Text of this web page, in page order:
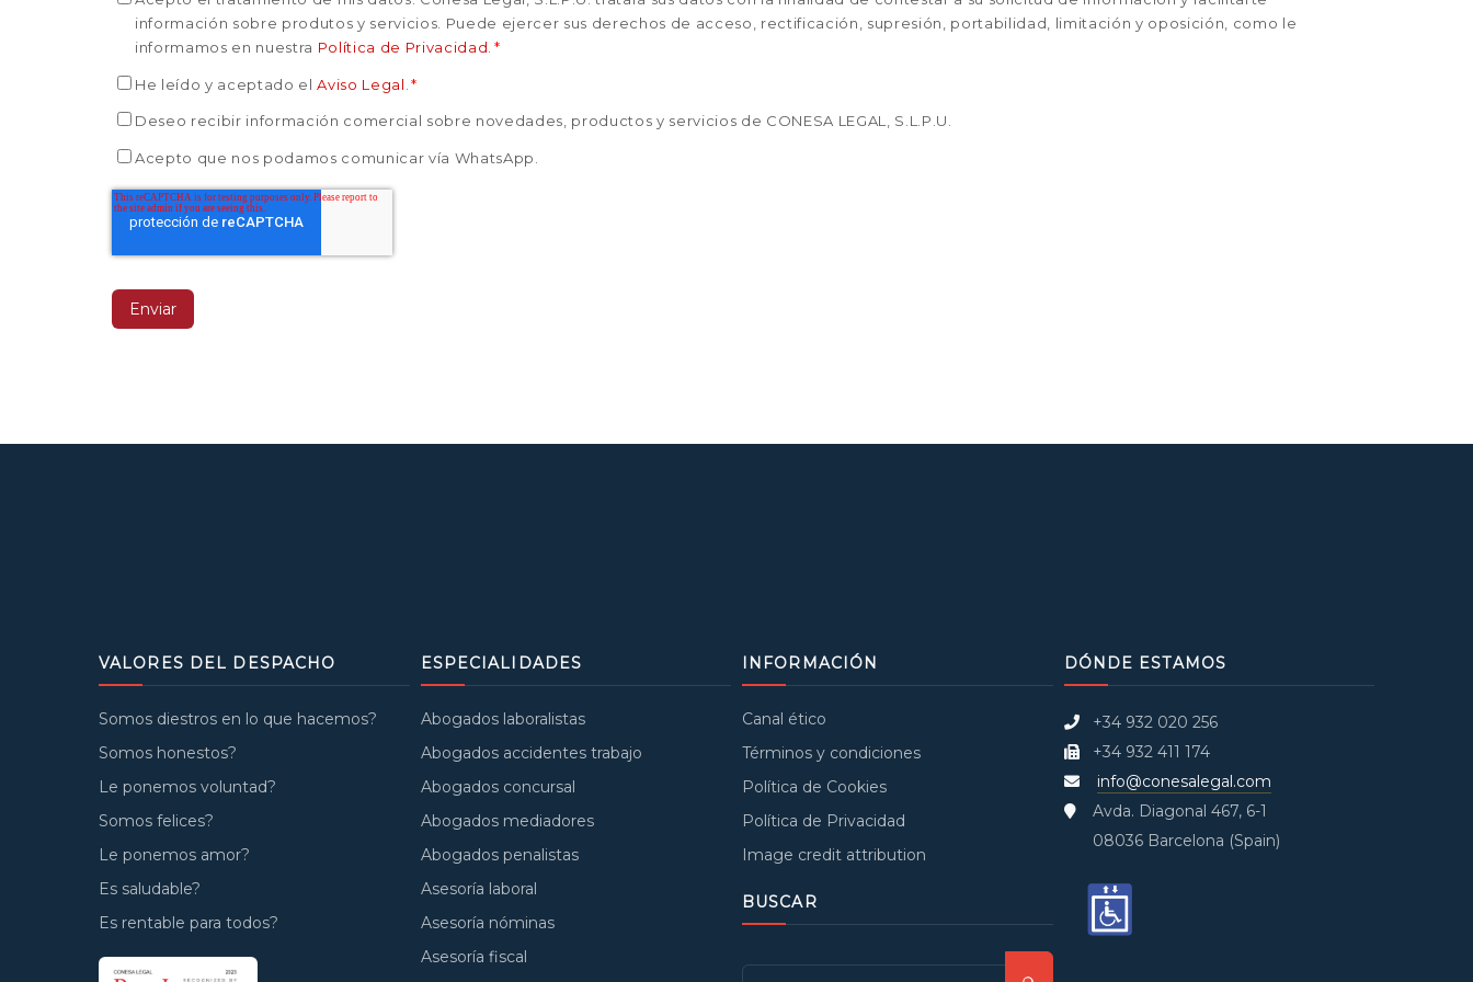
información sobre produtos y servicios. Puede ejercer sus derechos de acceso, rectificación, supresión, portabilidad, limitación y oposición, como le
informamos en nuestra Política de Privacidad *
He leído y aceptado elAviso Legal *
Deseo recibir información comercial sobre novedades, productos y servicios de CONESA LEGAL, S.L.P.U.
Acepto que nos podamos comunicar vía WhatsApp.
VALORES DEL DESPACHO
Somos diestros en lo que hacemos?
Somos honestos?
Le ponemos voluntad?
Somos felices?
Le ponemos amor?
Es saludable?
Es rentable para todos?
ESPECIALIDADES
Abogados laboralistas
Abogados accidentes trabajo
Abogados concursal
Abogados mediadores
Abogados penalistas
Asesoría laboral
Asesoría nóminas
Asesoría fiscal
INFORMACIÓN
Canal ético
Términos y condiciones
Política de Cookies
Política de Privacidad
Image credit attribution
BUSCAR
DÓNDE ESTAMOS
+34 932 020 256
+34 932 411 174
info@conesalegal.com
Avda. Diagonal 467, 6-1
08036 Barcelona (Spain)